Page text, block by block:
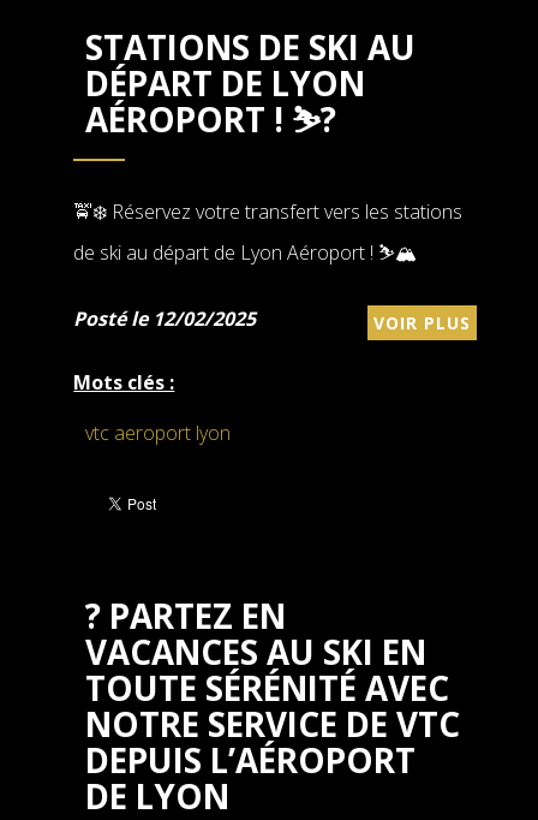
STATIONS DE SKI AU
DÉPART DE LYON
AÉROPORT ! ⛷️?️
🚖❄️ Réservez votre transfert vers les stations
de ski au départ de Lyon Aéroport ! ⛷️🏔️
Posté le 12/02/2025 VOIR PLUS
Mots clés :
vtc aeroport lyon
?️ PARTEZ EN
VACANCES AU SKI EN
TOUTE SÉRÉNITÉ AVEC
NOTRE SERVICE DE VTC
DEPUIS L’AÉROPORT
DE LYON